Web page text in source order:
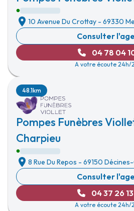
10 Avenue Du Crottay - 69330
Consulter
04 78 04
A votre écoute 24h/
Pompes Funèbres
Charpieu
48.1km
8 Rue Du Repos - 69150
Consulter
04 37 26
A votre écoute 24h/